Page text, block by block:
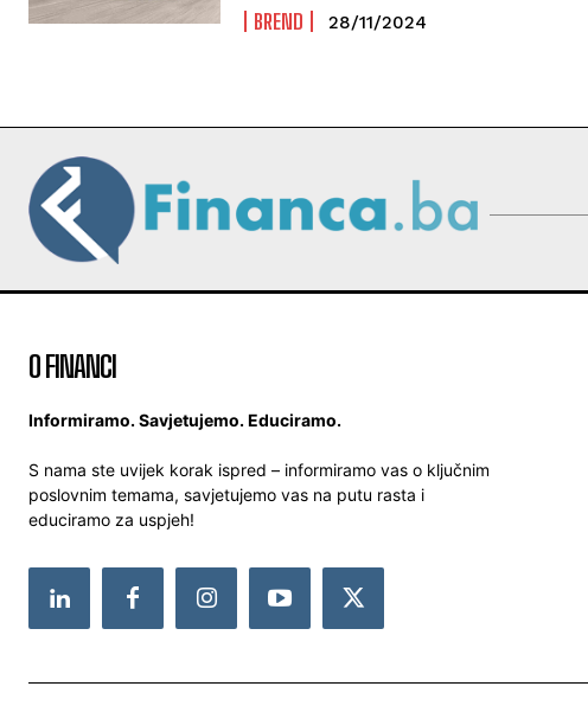
BREND 28/11/2024
O FINANCI
Informiramo. Savjetujemo. Educiramo.
S nama ste uvijek korak ispred – informiramo vas o ključnim
poslovnim temama, savjetujemo vas na putu rasta i
educiramo za uspjeh!